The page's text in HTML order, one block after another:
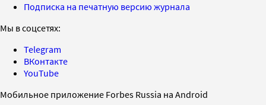
Подписка на печатную версию журнала
Мы в соцсетях:
Telegram
ВКонтакте
YouTube
Мобильное приложение Forbes Russia на Android